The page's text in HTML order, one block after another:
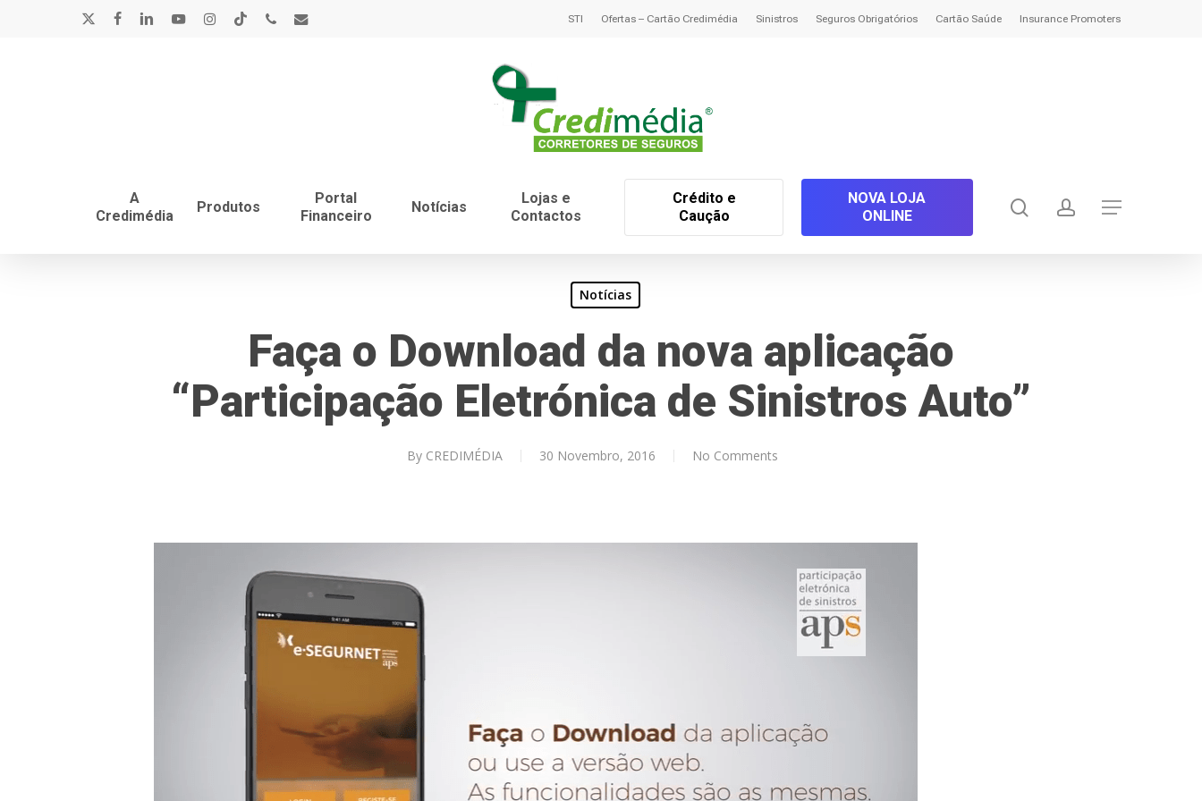
instagram
tiktok
STI Ofertas – Cartão Credimédia Sinistros Seguros Obrigatórios Cartão Saúde Insurance Promoters
Hit enter to search or ESC to close
A
Credimédia
Produtos
Portal
Financeiro
Notícias
Lojas e
Contactos
Crédito e
Caução
NOVA LOJA
ONLINE
searchaccount
Menu
Notícias
Faça o Download da nova aplicação
“Participação Eletrónica de Sinistros Auto”
By CREDIMÉDIA 30 Novembro, 2016 No Comments